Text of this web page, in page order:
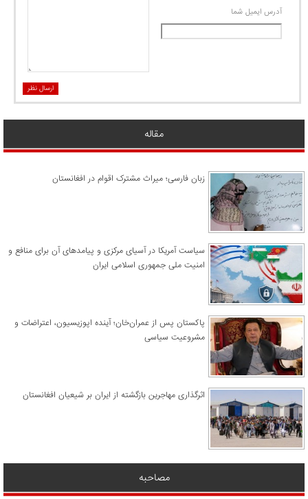
آدرس ايميل شما
ارسال نظر
مقاله
زبان فارسی؛ میراث مشترک اقوام در افغانستان
سیاست آمریکا در آسیای مرکزی و پیامدهای آن برای منافع و
امنیت ملی جمهوری اسلامی ایران
پاکستان پس از عمران‌خان؛ آینده اپوزیسیون، اعتراضات و
مشروعیت سیاسی
اثرگذاری مهاجرین بازگشته از ایران بر شیعیان افغانستان
مصاحبه